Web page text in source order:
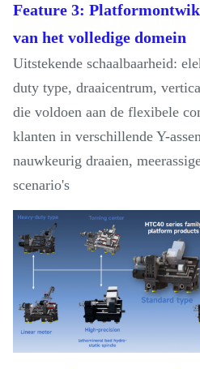
Feature 3:
van het volledige domein
Uitstekende schaalbaarheid:
duty type, draaicentrum,
die voldoen aan de flexibele
klanten in verschillende Y-
nauwkeurig draaien,
scenario's